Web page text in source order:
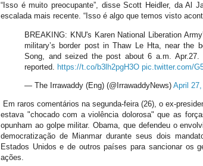
“Isso é muito preocupante”, disse Scott Heidler, da Al
escalada mais recente. “Isso é algo que temos visto
BREAKING: KNU's Karen National Liberation
military’s border post in Thaw Le Hta, near the
Song, and seized the post about 6 a.m. Apr.27.
reported. https://t.co/b3lh2pgH3O pic.twitter.com/
— The Irrawaddy (Eng) (@IrrawaddyNews) April 27,
Em raros comentários na segunda-feira (26), o ex-
estava "chocado com a violência dolorosa" que as
opunham ao golpe militar. Obama, que defendeu o
democratização de Mianmar durante seus dois
Estados Unidos e de outros países para sancionar os
ações.